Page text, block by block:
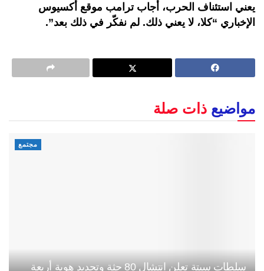
يعني استئناف الحرب، أجاب ترامب موقع أكسيوس
الإخباري “كلا، لا يعني ذلك. لم نفكّر في ذلك بعد”.
مواضيع ذات صلة
مجتمع
سلطات سبتة تعلن انتشال 80 جثة وتحديد هوية أربعة